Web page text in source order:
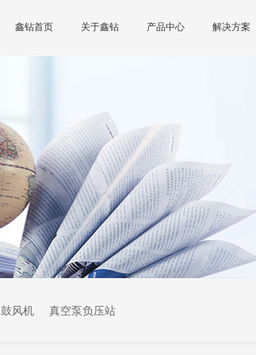
鑫钻首页 关于鑫钻 产品中心 解决方案
鼓风机 真空泵负压站